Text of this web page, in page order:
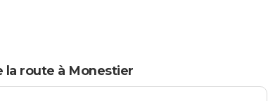
la route à Monestier